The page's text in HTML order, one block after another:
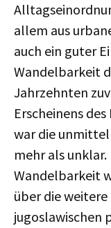
allem aus
auch ein guter
Wandelbarkeit
Jahrzehnten
Erscheinens
war die
mehr als
Wandelbarkeit
über die
jugoslawischen